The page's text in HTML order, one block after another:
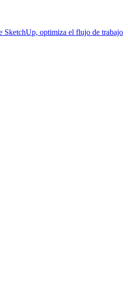
SketchUp, optimiza el flujo de trabajo